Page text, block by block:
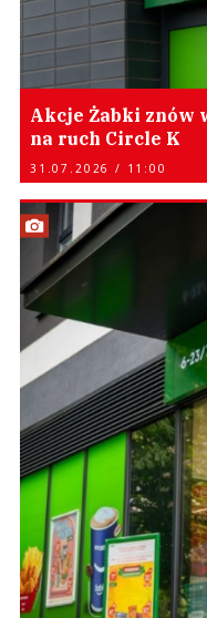
Akcje Żabki znów
na ruch Circle K
31.07.2026 / 11:00